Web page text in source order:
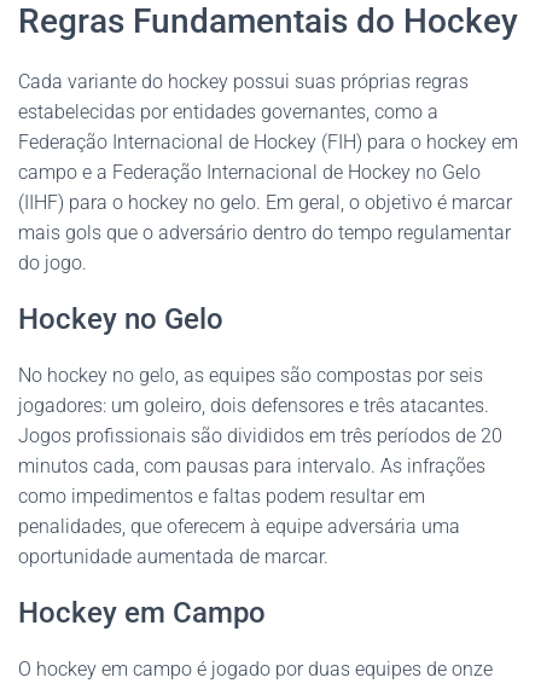
Regras Fundamentais do Hockey
Cada variante do hockey possui suas próprias regras
estabelecidas por entidades governantes, como a
Federação Internacional de Hockey (FIH) para o hockey em
campo e a Federação Internacional de Hockey no Gelo
(IIHF) para o hockey no gelo. Em geral, o objetivo é marcar
mais gols que o adversário dentro do tempo regulamentar
do jogo.
Hockey no Gelo
No hockey no gelo, as equipes são compostas por seis
jogadores: um goleiro, dois defensores e três atacantes.
Jogos profissionais são divididos em três períodos de 20
minutos cada, com pausas para intervalo. As infrações
como impedimentos e faltas podem resultar em
penalidades, que oferecem à equipe adversária uma
oportunidade aumentada de marcar.
Hockey em Campo
O hockey em campo é jogado por duas equipes de onze